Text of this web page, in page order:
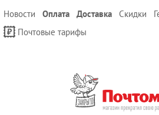
Новости Оплата Доставка Скидки
Почтовые тарифы